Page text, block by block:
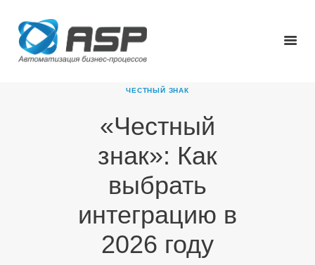
ЧЕСТНЫЙ ЗНАК
«Честный
знак»: Как
выбрать
интеграцию в
2026 году
ГЛАВНАЯ
О КОМПАНИИ
НОВОСТИ
КАРЬЕРА
ПАРТНЕРЫ
КОНТАКТЫ